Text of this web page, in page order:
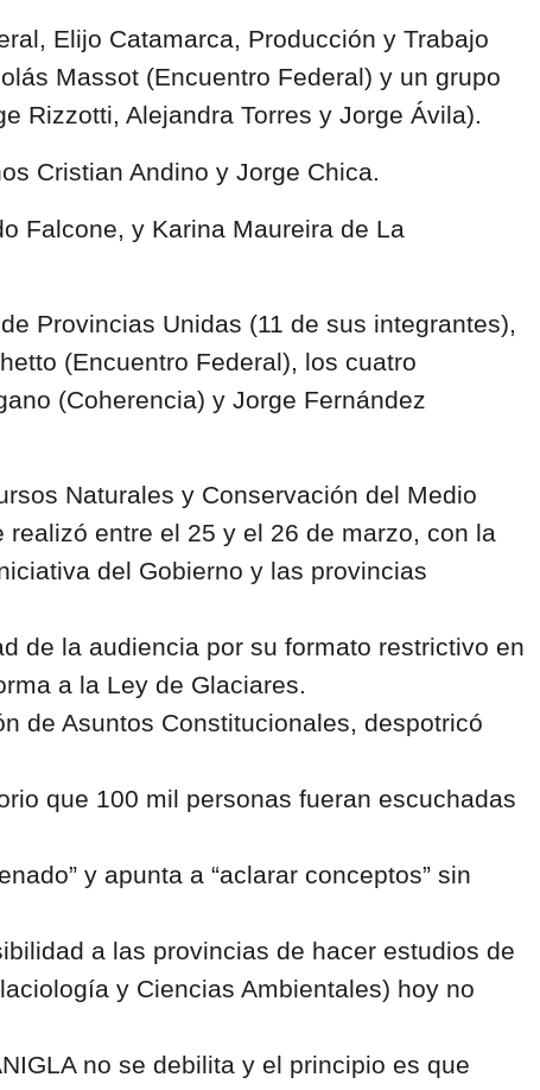
Elijo Catamarca, Producción y Trabajo
Massot (Encuentro Federal) y un grupo
Rizzotti, Alejandra Torres y Jorge Ávila).
Cristian Andino y Jorge Chica.
Falcone, y Karina Maureira de La
Provincias Unidas (11 de sus integrantes),
(Encuentro Federal), los cuatro
(Coherencia) y Jorge Fernández
Naturales y Conservación del Medio
entre el 25 y el 26 de marzo, con la
del Gobierno y las provincias
de la audiencia por su formato restrictivo en
a la Ley de Glaciares.
de Asuntos Constitucionales, despotricó
que 100 mil personas fueran escuchadas
y apunta a “aclarar conceptos” sin
a las provincias de hacer estudios de
y Ciencias Ambientales) hoy no
no se debilita y el principio es que